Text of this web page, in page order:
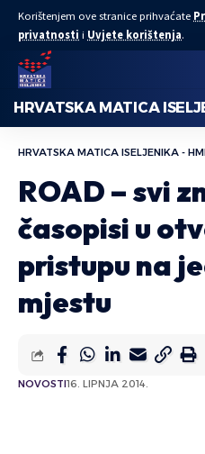
Korištenjem ove stranice prihvaćate
privatnosti i Uvjete korištenja.
HRVATSKA MATICA
HRVATSKA MATICA ISELJENIKA -
ROAD – svi
časopisi u
pristupu na
mjestu
NOVOSTI16. LIPNJA 2014.